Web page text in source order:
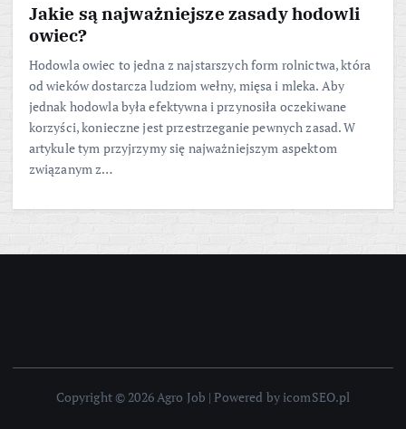
Jakie są najważniejsze zasady hodowli
owiec?
Hodowla owiec to jedna z najstarszych form rolnictwa, która
od wieków dostarcza ludziom wełny, mięsa i mleka. Aby
jednak hodowla była efektywna i przynosiła oczekiwane
korzyści, konieczne jest przestrzeganie pewnych zasad. W
artykule tym przyjrzymy się najważniejszym aspektom
związanym z…
Copyright © 2026 Agro Job | Powered by icomSEO.pl